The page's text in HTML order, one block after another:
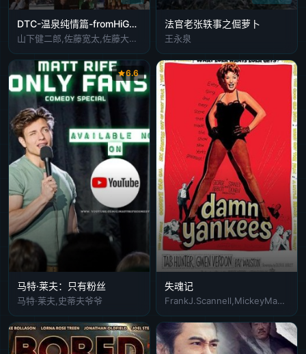
DTC-温泉纯情篇-fromHiGH&amp;LOW
山下健二郎,佐藤宽太,佐藤大树,八木将康,天野浩成,铃木伸之,笛木优子,新井美羽,骏河太郎,村川绘梨,小林且弥,广濑智纪,松田凌,西村一辉,西川俊介,水野胜,田中俊介,守屋光治,井泽勇贵,广冈由里子,村田雄浩,木村了,立木文彦
法官老张轶事之倔萝卜
王永泉
6.6
马特·莱夫：只有粉丝
马特·莱夫,史蒂夫爷爷
失魂记
FrankJ.Scannell,MickeyMantle,斯图尔特·霍姆斯,詹姆斯·科马驰,菲尔·阿诺德,杰弗里·塞尔,哈里·威尔逊,RobertShafer,MooseSkowron,RobertStrong,RalphVolkie,JohnBarton,JohnRoy,珍·斯泰普尔顿,内斯顿布什,鲍勃·福斯,AlbertLinville,AllenCase,ElizabethHowell,诺尔曼·斯蒂凡斯,ArthurTovey,拉斯·布朗,威廉·福西特,RobertBanas,YogiBerra,P